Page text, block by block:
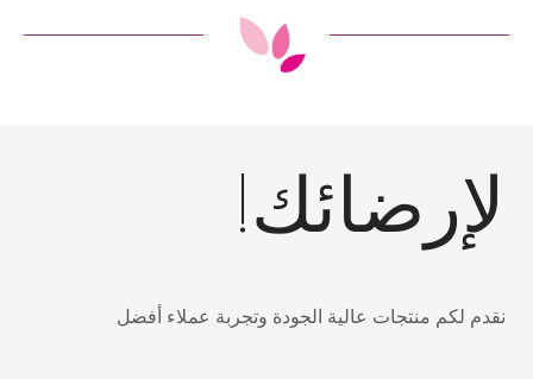
لكم منتجات عالية الجودة وتجربة عملاء أفضل